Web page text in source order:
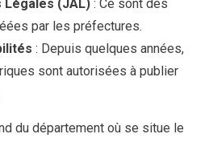
Légales (JAL): Ce sont des
par les préfectures.
: Depuis quelques années,
sont autorisées à publier
du département où se situe le